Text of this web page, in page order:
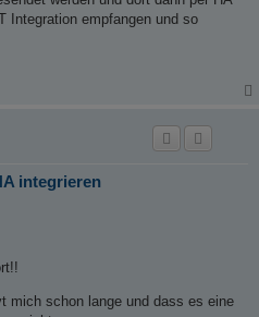
Integration empfangen und so
integrieren
mich schon lange und dass es eine